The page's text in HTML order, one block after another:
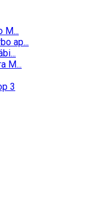
M...
ap...
M...
3